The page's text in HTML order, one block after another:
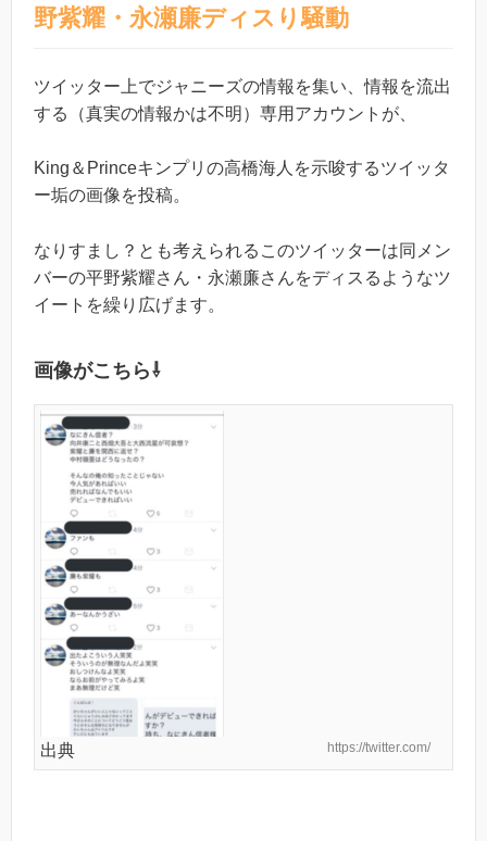
野紫耀・永瀬廉ディスり騒動
ツイッター上でジャニーズの情報を集い、情報を流出
する（真実の情報かは不明）専用アカウントが、
King＆Princeキンプリの高橋海人を示唆するツイッタ
ー垢の画像を投稿。
なりすまし？とも考えられるこのツイッターは同メン
バーの平野紫耀さん・永瀬廉さんをディスるようなツ
イートを繰り広げます。
画像がこちら⇩
出典 https://twitter.com/